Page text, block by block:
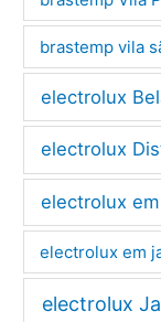
brastemp vila
electrolux
electrolux
electrolux
electrolux em
electrolux